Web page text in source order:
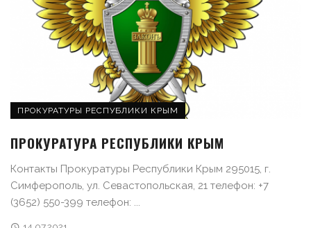
ПРОКУРАТУРЫ РЕСПУБЛИКИ КРЫМ
ПРОКУРАТУРА РЕСПУБЛИКИ КРЫМ
Контакты Прокуратуры Республики Крым 295015, г.
Симферополь, ул. Севастопольская, 21 телефон: +7
(3652) 550-399 телефон: ...